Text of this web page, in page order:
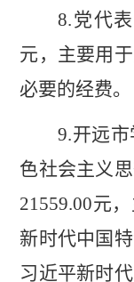
8.党代
元，主要用
必要的经费。
9.开远
色社会主义
21559.00元
新时代中国
习近平新时